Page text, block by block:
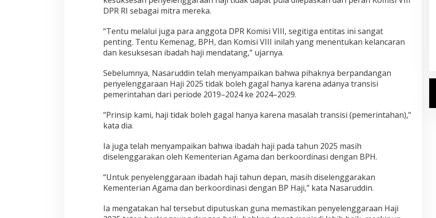
DPR RI sebagai mitra mereka.
“Tentu melalui juga para anggota DPR Komisi VIII, segitiga entitas ini sangat
penting. Tentu Kemenag, BPH, dan Komisi VIII inilah yang menentukan kelancaran
dan kesuksesan ibadah haji mendatang,” ujarnya.
Sebelumnya, Nasaruddin telah menyampaikan bahwa pihaknya berpandangan
penyelenggaraan Haji 2025 tidak boleh gagal hanya karena adanya transisi
pemerintahan dari periode 2019–2024 ke 2024–2029.
“Prinsip kami, haji tidak boleh gagal hanya karena masalah transisi (pemerintahan),”
kata dia.
Ia juga telah menyampaikan bahwa ibadah haji pada tahun 2025 masih
diselenggarakan oleh Kementerian Agama dan berkoordinasi dengan BPH.
“Untuk penyelenggaraan ibadah haji tahun depan, masih diselenggarakan
Kementerian Agama dan berkoordinasi dengan BP Haji,” kata Nasaruddin.
Ia mengatakan hal tersebut diputuskan guna memastikan penyelenggaraan Haji
Kemenhaj Umumkan Daftar
Jemaah Haji 2027